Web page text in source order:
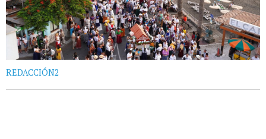
REDACCIÓN2